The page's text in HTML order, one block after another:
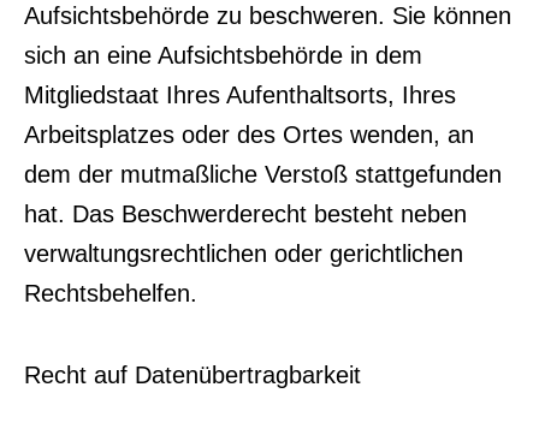
Aufsichtsbehörde zu beschweren. Sie können
sich an eine Aufsichtsbehörde in dem
Mitgliedstaat Ihres Aufenthaltsorts, Ihres
Arbeitsplatzes oder des Ortes wenden, an
dem der mutmaßliche Verstoß stattgefunden
hat. Das Beschwerderecht besteht neben
verwaltungsrechtlichen oder gerichtlichen
Rechtsbehelfen.
Recht auf Datenübertragbarkeit